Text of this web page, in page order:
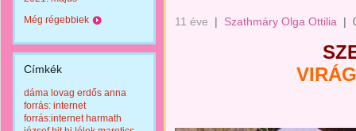
Még régebbiek
Címkék
dáma lovag erdős anna
forrás: internet
forrás:internet harmath
11 éve | Szathmáry Olga Ottilia |